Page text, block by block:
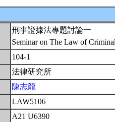
刑事證據法專題討論一
Seminar on The Law of
104-1
法律研究所
陳志龍
LAW5106
A21 U6390